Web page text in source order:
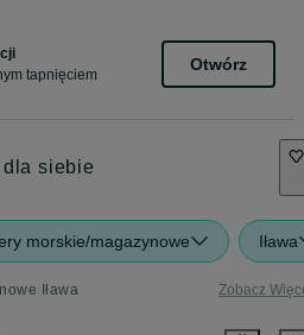
tapnięciem
Otwórz
siebie
morskie/magazynowe Iława
Iława Zobacz